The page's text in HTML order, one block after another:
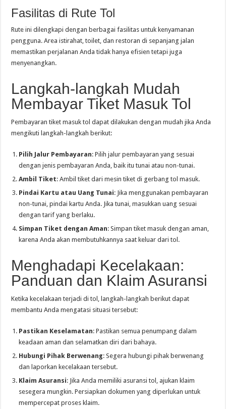
Fasilitas di Rute Tol
Rute ini dilengkapi dengan berbagai fasilitas untuk kenyamanan
pengguna. Area istirahat, toilet, dan restoran di sepanjang jalan
memastikan perjalanan Anda tidak hanya efisien tetapi juga
menyenangkan.
Langkah-langkah Mudah
Membayar Tiket Masuk Tol
Pembayaran tiket masuk tol dapat dilakukan dengan mudah jika Anda
mengikuti langkah-langkah berikut:
Pilih Jalur Pembayaran: Pilih jalur pembayaran yang sesuai
dengan jenis pembayaran Anda, baik itu tunai atau non-tunai.
Ambil Tiket: Ambil tiket dari mesin tiket di gerbang tol masuk.
Pindai Kartu atau Uang Tunai: Jika menggunakan pembayaran
non-tunai, pindai kartu Anda. Jika tunai, masukkan uang sesuai
dengan tarif yang berlaku.
Simpan Tiket dengan Aman: Simpan tiket masuk dengan aman,
karena Anda akan membutuhkannya saat keluar dari tol.
Menghadapi Kecelakaan:
Panduan dan Klaim Asuransi
Ketika kecelakaan terjadi di tol, langkah-langkah berikut dapat
membantu Anda mengatasi situasi tersebut:
Pastikan Keselamatan: Pastikan semua penumpang dalam
keadaan aman dan selamatkan diri dari bahaya.
Hubungi Pihak Berwenang: Segera hubungi pihak berwenang
dan laporkan kecelakaan tersebut.
Klaim Asuransi: Jika Anda memiliki asuransi tol, ajukan klaim
sesegera mungkin. Persiapkan dokumen yang diperlukan untuk
mempercepat proses klaim.